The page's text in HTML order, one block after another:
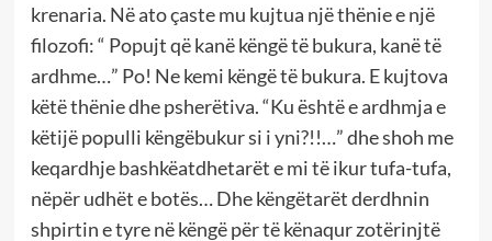
krenaria. Në ato çaste mu kujtua një thënie e një
filozofi: “ Popujt që kanë këngë të bukura, kanë të
ardhme…” Po! Ne kemi këngë të bukura. E kujtova
këtë thënie dhe psherëtiva. “Ku është e ardhmja e
këtijë populli këngëbukur si i yni?!!…” dhe shoh me
keqardhje bashkëatdhetarët e mi të ikur tufa-tufa,
nëpër udhët e botës… Dhe këngëtarët derdhnin
shpirtin e tyre në këngë për të kënaqur zotërinjtë